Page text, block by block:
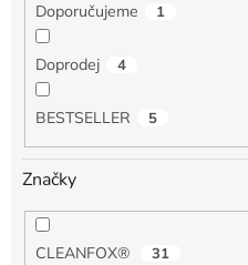
Doporučujeme 1
Doprodej 4
BESTSELLER 5
Značky
CLEANFOX® 31